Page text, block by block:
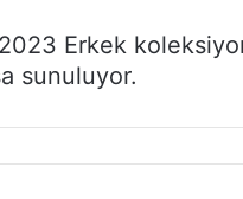
Erkek
sunuluyor.